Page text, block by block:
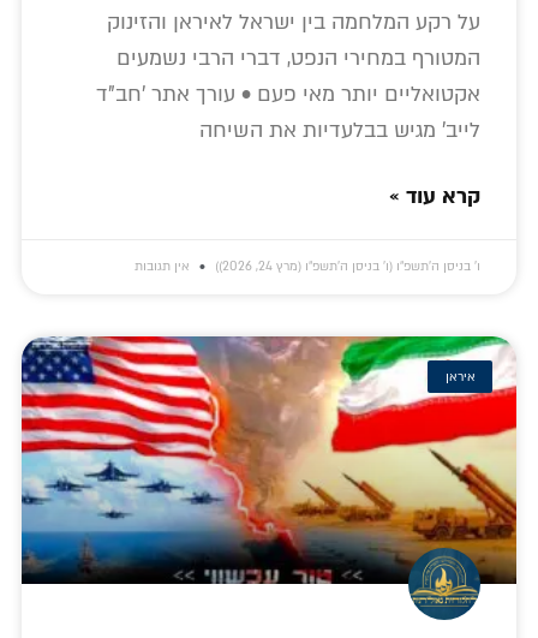
על רקע המלחמה בין ישראל לאיראן והזינוק
המטורף במחירי הנפט, דברי הרבי נשמעים
אקטואליים יותר מאי פעם • עורך אתר 'חב"ד
לייב' מגיש בבלעדיות את השיחה
קרא עוד »
ו׳ בניסן ה׳תשפ״ו (ו׳ בניסן ה׳תשפ״ו (מרץ 24, 2026)) אין תגובות
איראן